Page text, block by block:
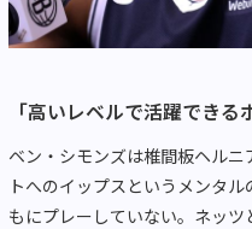
「高いレベルで活躍できる
ベン・シモンズは椎間板ヘル
トへのイップスというメンタ
もにプレーしていない。ネッ